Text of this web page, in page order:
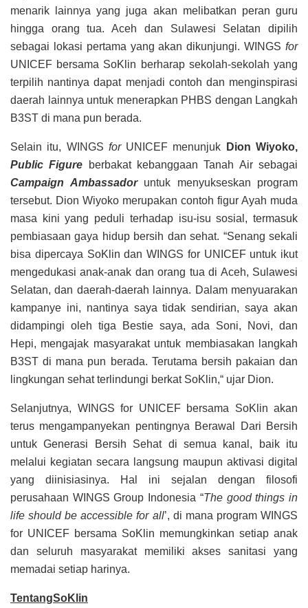
menarik lainnya yang juga akan melibatkan peran guru
hingga orang tua. Aceh dan Sulawesi Selatan dipilih
sebagai lokasi pertama yang akan dikunjungi. WINGS for
UNICEF bersama SoKlin berharap sekolah-sekolah yang
terpilih nantinya dapat menjadi contoh dan menginspirasi
daerah lainnya untuk menerapkan PHBS dengan Langkah
B3ST di mana pun berada.
Selain itu, WINGS forUNICEF menunjuk
Dion Wiyoko,
Public Figure
berbakat kebanggaan Tanah Air sebagai
Campaign Ambassadoruntuk menyukseskan program
tersebut. Dion Wiyoko merupakan contoh figur Ayah muda
masa kini yang peduli terhadap isu-isu sosial, termasuk
pembiasaan gaya hidup bersih dan sehat. “Senang sekali
bisa dipercaya SoKlin dan WINGS for UNICEF untuk ikut
mengedukasi anak-anak dan orang tua di Aceh, Sulawesi
Selatan, dan daerah-daerah lainnya. Dalam menyuarakan
kampanye ini, nantinya saya tidak sendirian, saya akan
didampingi oleh tiga Bestie saya, ada Soni, Novi, dan
Hepi, mengajak masyarakat untuk membiasakan langkah
B3ST di mana pun berada. Terutama bersih pakaian dan
lingkungan sehat terlindungi berkat SoKlin,“ ujar Dion.
Selanjutnya, WINGS for UNICEF bersama SoKlin akan
terus mengampanyekan pentingnya Berawal Dari Bersih
untuk Generasi Bersih Sehat di semua kanal, baik itu
melalui kegiatan secara langsung maupun aktivasi digital
yang diinisiasinya. Hal ini sejalan dengan filosofi
perusahaan WINGS Group Indonesia “The good things in
life should be accessible for all’, di mana program WINGS
for UNICEF bersama SoKlin memungkinkan setiap anak
dan seluruh masyarakat memiliki akses sanitasi yang
memadai setiap harinya.
TentangSoKlin